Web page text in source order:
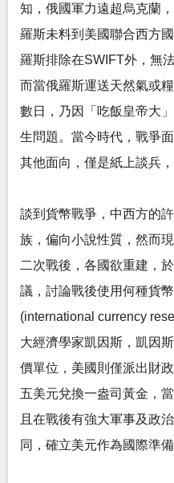
知，俄國軍力遠超烏克蘭
羅斯未料到美國聯合西方
羅斯排除在SWIFT外，無
而當俄羅斯運送天然氣或
數日，乃因「吃飯皇帝大
生問題。當今時代，戰爭
其他面向，僅是紙上談兵，
談到貨幣戰爭，中西方的
族，偏向小說性質，然而
二次戰後，各國欲重建，
議，討論戰後使用何種貨
(international currency
大經濟學家凱因斯，凱因
價單位，美國則僅派出財
五美元兌換一盎司黃金，
且在戰後有強大軍事及政
同，確立美元作為國際準備